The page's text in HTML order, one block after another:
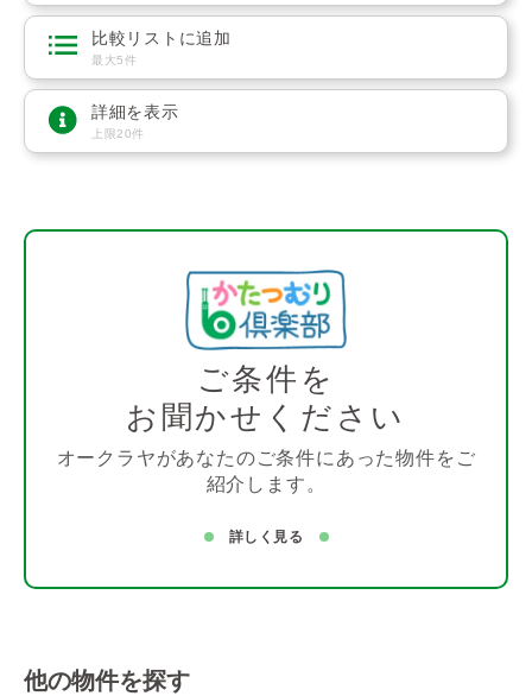
比較リストに追加
最大5件
詳細を表示
上限20件
ご条件を
お聞かせください
オークラヤがあなたのご条件にあった物件をご
紹介します。
詳しく見る
他の物件を探す